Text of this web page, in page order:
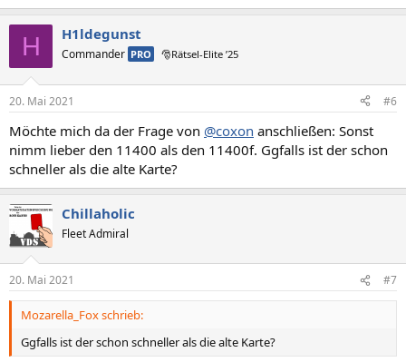
H H1ldegunst
Commander PRO 🎅Rätsel-Elite ’25
20. Mai 2021 #6
Möchte mich da der Frage von @coxon anschließen: Sonst
nimm lieber den 11400 als den 11400f. Ggfalls ist der schon
schneller als die alte Karte?
Chillaholic
Fleet Admiral
20. Mai 2021 #7
Mozarella_Fox schrieb:
Ggfalls ist der schon schneller als die alte Karte?